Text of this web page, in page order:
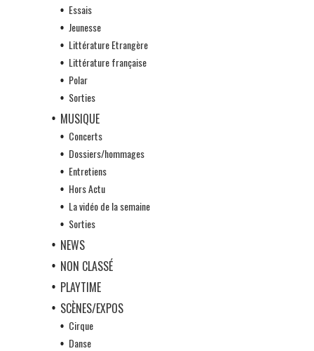
Essais
Jeunesse
Littérature Etrangère
Littérature française
Polar
Sorties
MUSIQUE
Concerts
Dossiers/hommages
Entretiens
Hors Actu
La vidéo de la semaine
Sorties
NEWS
NON CLASSÉ
PLAYTIME
SCÈNES/EXPOS
Cirque
Danse